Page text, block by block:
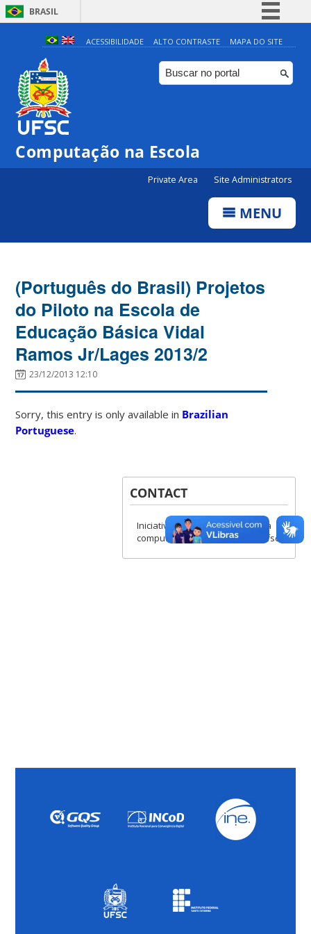
BRASIL
Simplifique!
Comunica BR
Participe
ACESSIBILIDADE ALTO CONTRASTE MAPA DO SITE
Computação na Escola
Private Area Site Administrators
MENU
(Português do Brasil) Projetos
do Piloto na Escola de
Educação Básica Vidal
Ramos Jr/Lages 2013/2
23/12/2013 12:10
Sorry, this entry is only available in Brazilian
Portuguese.
CONTACT
Iniciativa Computação na Escola
computacaonaescola@incod.ufsc.br